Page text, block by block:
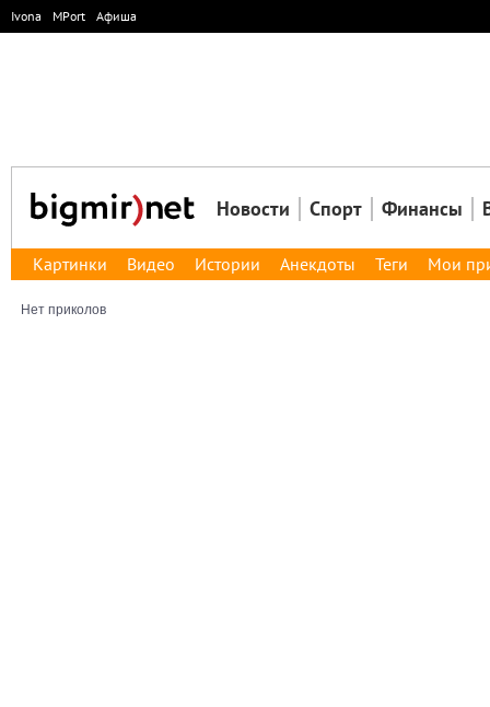
Ivona MPort Афиша
Новости Спорт Финансы
Картинки Видео Истории Анекдоты Теги Мои
Нет приколов